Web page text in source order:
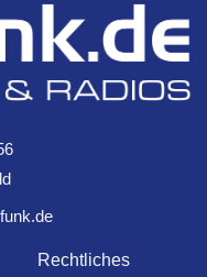
Nachtlicht mit
Rechtliches